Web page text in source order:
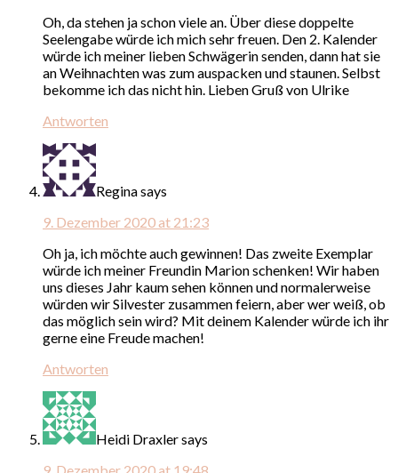
Oh, da stehen ja schon viele an. Über diese doppelte
Seelengabe würde ich mich sehr freuen. Den 2. Kalender
würde ich meiner lieben Schwägerin senden, dann hat sie
an Weihnachten was zum auspacken und staunen. Selbst
bekomme ich das nicht hin. Lieben Gruß von Ulrike
Antworten
Reginasays
9. Dezember 2020 at 21:23
Oh ja, ich möchte auch gewinnen! Das zweite Exemplar
würde ich meiner Freundin Marion schenken! Wir haben
uns dieses Jahr kaum sehen können und normalerweise
würden wir Silvester zusammen feiern, aber wer weiß, ob
das möglich sein wird? Mit deinem Kalender würde ich ihr
gerne eine Freude machen!
Antworten
Heidi Draxlersays
9. Dezember 2020 at 19:48